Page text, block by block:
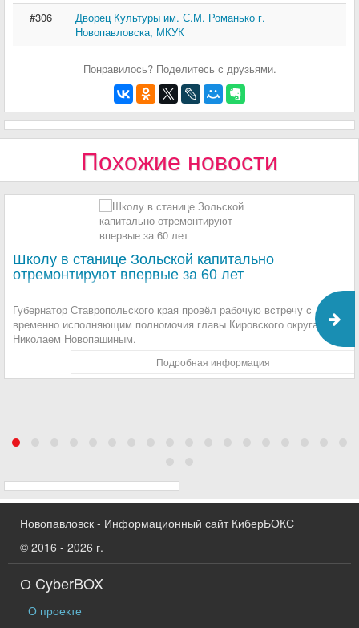
#306
Дворец Культуры им. С.М. Романько г.
Новопавловска, МКУК
Понравилось? Поделитесь с друзьями.
Похожие новости
Школу в станице Зольской капитально
отремонтируют впервые за 60 лет
Губернатор Ставропольского края провёл рабочую встречу с
временно исполняющим полномочия главы Кировского округа
Николаем Новопашиным.
Подробная информация
Новопавловск - Информационный сайт КиберБОКС
© 2016 - 2026 г.
О CyberBOX
О проекте